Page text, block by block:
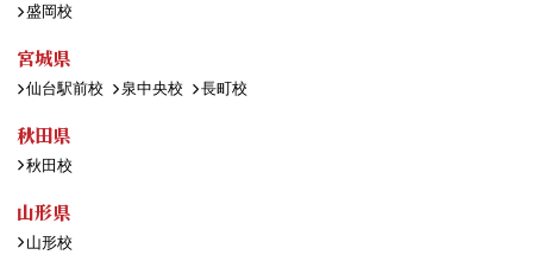
盛岡校
宮城県
仙台駅前校 泉中央校 長町校
秋田県
秋田校
山形県
山形校